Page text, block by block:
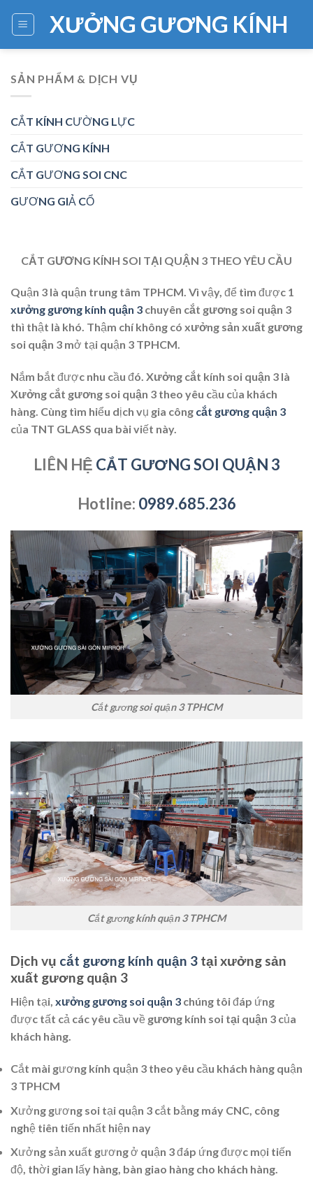
XƯỞNG GƯƠNG KÍNH
CẮT GƯƠNG KÍNH SOI TẠI QUẬN 3 THEO YÊU CẦU
Quận 3 là quận trung tâm TPHCM. Vì vậy, để tìm được 1
xưởng gương kính quận 3 chuyên cắt gương soi quận 3
thì thật là khó. Thậm chí không có xưởng sản xuất gương
soi quận 3 mở tại quận 3 TPHCM.
Nắm bắt được nhu cầu đó. Xưởng cắt kính soi quận 3 là
Xưởng cắt gương soi quận 3 theo yêu cầu của khách
hàng. Cùng tìm hiểu dịch vụ gia công cắt gương quận 3
của TNT GLASS qua bài viết này.
LIÊN HỆ CẮT GƯƠNG SOI QUẬN 3
Hotline: 0989.685.236
Cắt gương soi quận 3 TPHCM
Cắt gương kính quận 3 TPHCM
Dịch vụ cắt gương kính quận 3 tại xưởng sản
xuất gương quận 3
Hiện tại, xưởng gương soi quận 3 chúng tôi đáp ứng
được tất cả các yêu cầu về gương kính soi tại quận 3 của
khách hàng.
Cắt mài gương kính quận 3 theo yêu cầu khách hàng quận
3 TPHCM
Xưởng gương soi tại quận 3 cắt bằng máy CNC, công
nghệ tiên tiến nhất hiện nay
Xưởng sản xuất gương ở quận 3 đáp ứng được mọi tiến
độ, thời gian lấy hàng, bàn giao hàng cho khách hàng.
SẢN PHẨM & DỊCH VỤ
CẮT KÍNH CƯỜNG LỰC
CẮT GƯƠNG KÍNH
CẮT GƯƠNG SOI CNC
GƯƠNG GIẢ CỔ